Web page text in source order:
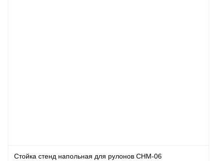
Стойка стенд напольная для рулонов СНМ-06